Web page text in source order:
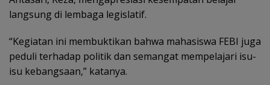
langsung di lembaga legislatif.
“Kegiatan ini membuktikan bahwa mahasiswa FEBI juga
peduli terhadap politik dan semangat mempelajari isu-
isu kebangsaan,” katanya.